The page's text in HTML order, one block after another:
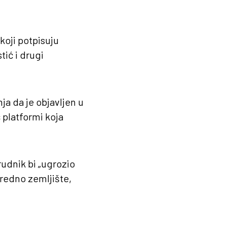
potpisuju
i drugi
da je objavljen u
platformi koja
bi „ugrozio
zemljište,